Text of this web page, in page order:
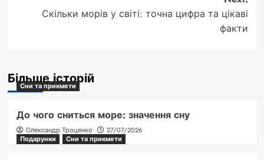
Скільки морів у світі: точна цифра та цікаві
факти
Більше історій
Сни та прикмети
До чого сниться море: значення сну
Олександр Троценко
27/07/2026
Подарунки
Сни та прикмети